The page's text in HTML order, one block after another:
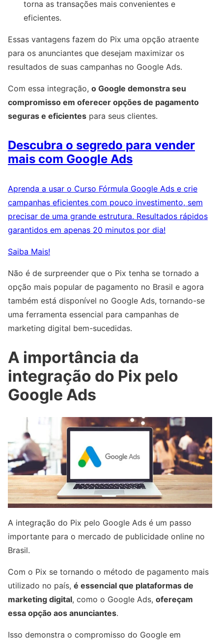
torna as transações mais convenientes e
eficientes.
Essas vantagens fazem do Pix uma opção atraente
para os anunciantes que desejam maximizar os
resultados de suas campanhas no Google Ads.
Com essa integração, o Google demonstra seu
compromisso em oferecer opções de pagamento
seguras e eficientes para seus clientes.
Descubra o segredo para vender
mais com Google Ads
Aprenda a usar o Curso Fórmula Google Ads e crie
campanhas eficientes com pouco investimento, sem
precisar de uma grande estrutura. Resultados rápidos
garantidos em apenas 20 minutos por dia!
Saiba Mais!
Não é de surpreender que o Pix tenha se tornado a
opção mais popular de pagamento no Brasil e agora
também está disponível no Google Ads, tornando-se
uma ferramenta essencial para campanhas de
marketing digital bem-sucedidas.
A importância da
integração do Pix pelo
Google Ads
A integração do Pix pelo Google Ads é um passo
importante para o mercado de publicidade online no
Brasil.
Com o Pix se tornando o método de pagamento mais
utilizado no país, é essencial que plataformas de
marketing digital, como o Google Ads, ofereçam
essa opção aos anunciantes.
Isso demonstra o compromisso do Google em